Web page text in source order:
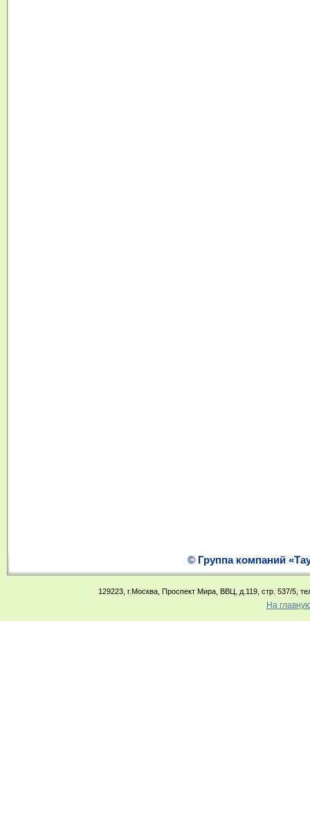
© Группа компаний
129223, г.Москва, Проспект Мира, ВВЦ, д.119, стр. 537/5,
На